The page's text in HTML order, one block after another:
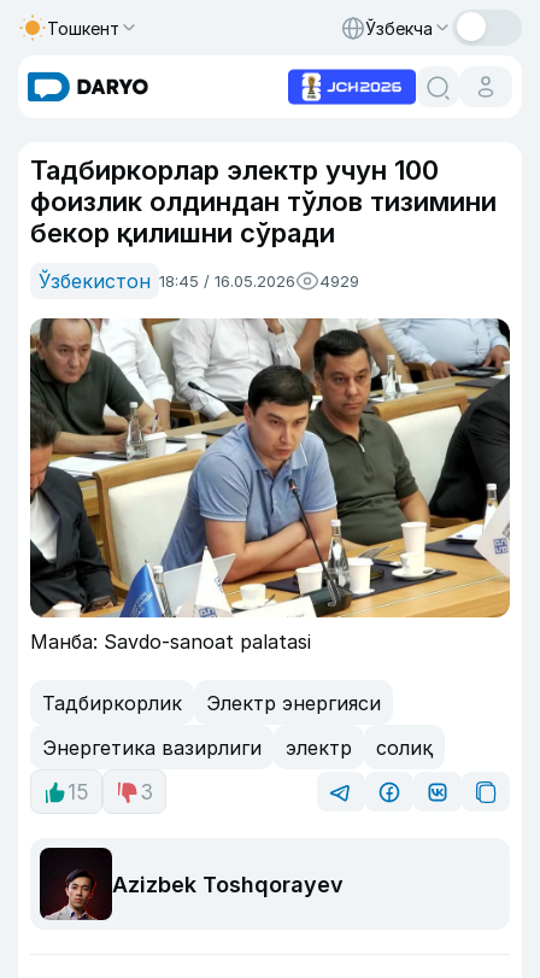
Тошкент Ўзбекча
Тадбиркорлар электр учун 100
фоизлик олдиндан тўлов тизимини
бекор қилишни сўради
Ўзбекистон 18:45 / 16.05.2026 4929
Манба: Savdo-sanoat palatasi
Тадбиркорлик
Электр энергияси
Энергетика вазирлиги
электр
солиқ
15
3
Azizbek Toshqorayev